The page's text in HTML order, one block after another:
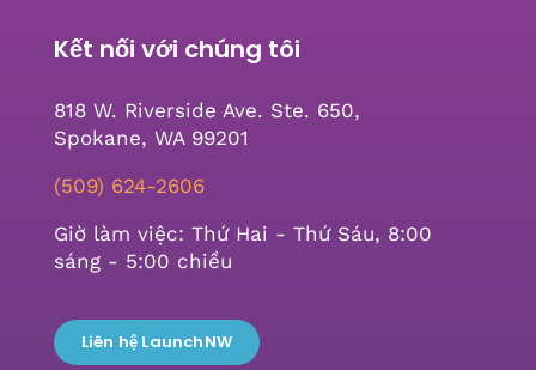
Kết nối với chúng tôi
818 W. Riverside Ave. Ste. 650,
Spokane, WA 99201
(509) 624-2606
Giờ làm việc: Thứ Hai - Thứ Sáu, 8:00
sáng - 5:00 chiều
Liên hệ LaunchNW